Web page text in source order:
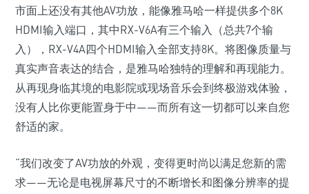
市面上还没有其他AV功放，能像雅马哈一样提供多个8K
HDMI输入端口，其中RX-V6A有三个输入（总共7个输
入），RX-V4A四个HDMI输入全部支持8K。将图像质量与
真实声音表达的结合，是雅马哈独特的理解和再现能力。
从再现身临其境的电影院或现场音乐会到终极游戏体验，
没有人比你更能置身于中——而所有这一切都可以来自您
舒适的家。
“我们改变了AV功放的外观，变得更时尚以满足您新的需
求——无论是电视屏幕尺寸的不断增长和图像分辨率的提